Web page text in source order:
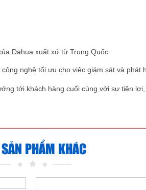
Dahua xuất xứ từ Trung Quốc.
nghệ tối ưu cho việc giám sát và phát
tới khách hàng cuối cùng với sự tiện lợi,
PHẨM KHÁC